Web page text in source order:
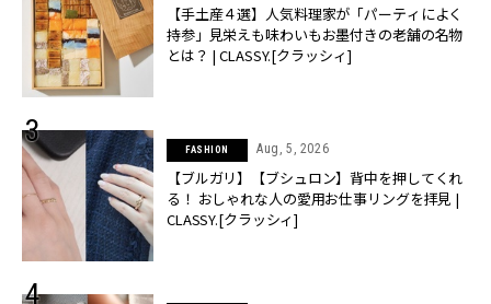
【手土産４選】人気料理家が「パーティによく
持参」見栄えも味わいもお墨付きの老舗の名物
とは？ | CLASSY.[クラッシィ]
FASHION Aug, 5, 2026
【ブルガリ】【ブシュロン】背中を押してくれ
る！ おしゃれな人の愛用お仕事リングを拝見 |
CLASSY.[クラッシィ]